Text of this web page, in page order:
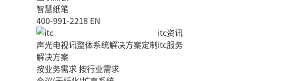
智慧纸笔
400-991-2218 EN
声光电视讯整体系统解决方案定制
解决方案
按业务需求按行业需求
itc资讯
itc服务